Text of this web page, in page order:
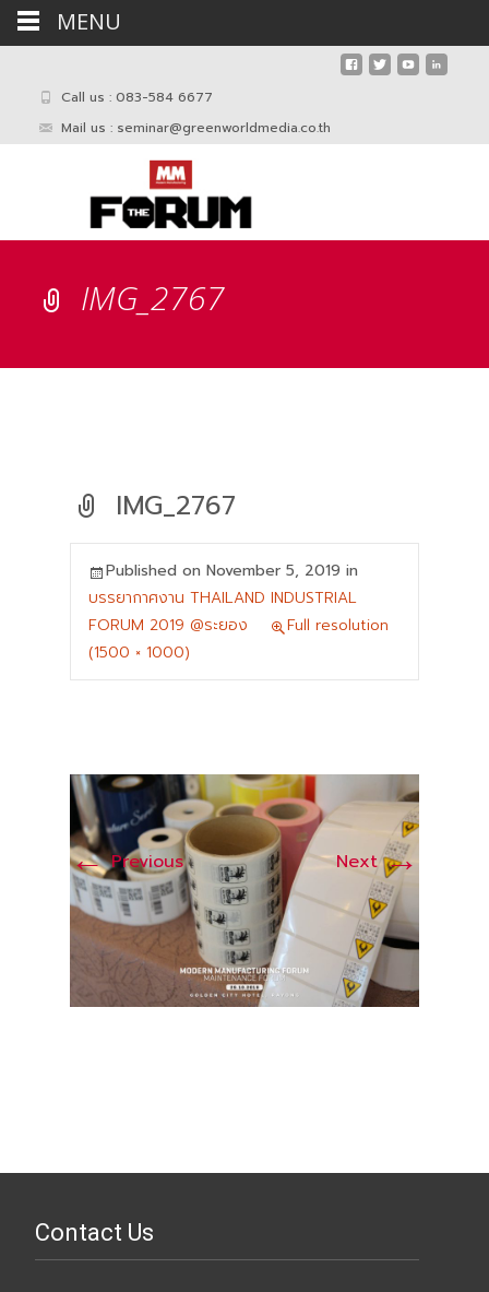
Call us : 083-584 6677
Mail us : seminar@greenworldmedia.co.th
IMG_2767
IMG_2767
Published on November 5, 2019 in
บรรยากาศงาน THAILAND INDUSTRIAL
FORUM 2019 @ระยอง
Full resolution
(1500 × 1000)
←Previous Next→
Contact Us
MENU